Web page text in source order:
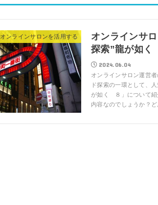
オンラインサロンを活用する
オンラインサ
探索”龍が如く
2024.06.04
オンラインサロン運営
ド探索の一環として、
が如く ８」について紹
内容なのでしょうか？ど